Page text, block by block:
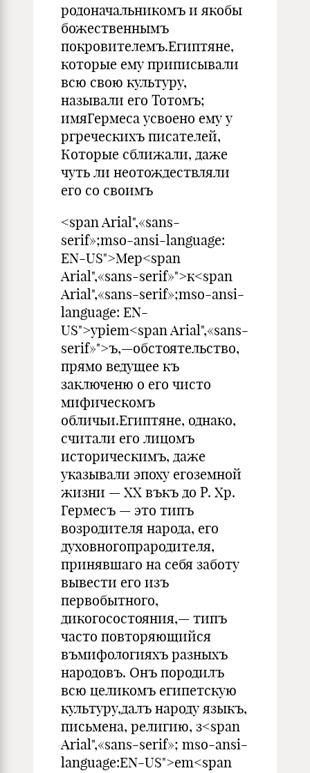
родоначальникомъ и якобы
божественнымъ
покровителемъ.Египтяне,
которые ему приписывали
всю свою культуру,
называли его Тотомъ;
имяГермеса усвоено ему у
ргреческихъ писателей,
Которые сближали, даже
чуть ли неотождествляли
его со своимъ
<span Arial",«sans-
serif»;mso-ansi-language:
EN-US">Mep<span
Arial",«sans-serif»">к<span
Arial",«sans-serif»;mso-ansi-
language: EN-
US">ypiem<span Arial",«sans-
serif»">ъ,—обстоятельство,
прямо ведущее къ
заключеню о его чисто
мифическомъ
обличьи.Египтяне, однако,
считали его лицомъ
историческимъ, даже
указывали эпоху егоземной
жизни — XX въкъ до Р. Хр.
Гермесъ — это типъ
возродителя народа, его
духовногопрародителя,
принявшаго на себя заботу
вывести его изъ
первобытного,
дикогосостояния,— типъ
часто повторяющийся
въмифологияхъ разныхъ
народовъ. Онъ породилъ
всю целикомъ египетскую
культуру,далъ народу языкъ,
письмена, религию, з<span
Arial",«sans-serif»; mso-ansi-
language:EN-US">em<span